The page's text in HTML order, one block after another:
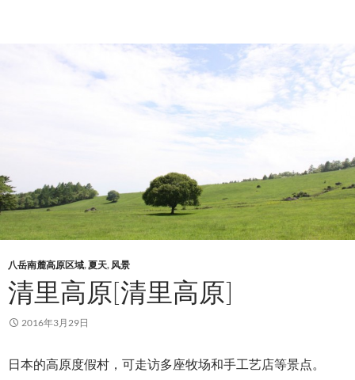
八岳南麓高原区域,夏天, 风景
清里高原[清里高原]
2016年3月29日
日本的高原度假村，可走访多座牧场和手工艺店等景点。